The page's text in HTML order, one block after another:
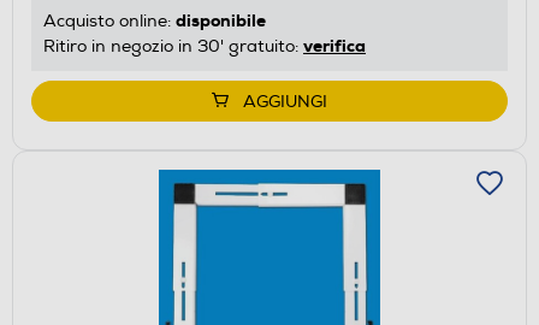
Acquisto online: disponibile
Ritiro in negozio in 30' gratuito: verifica
AGGIUNGI